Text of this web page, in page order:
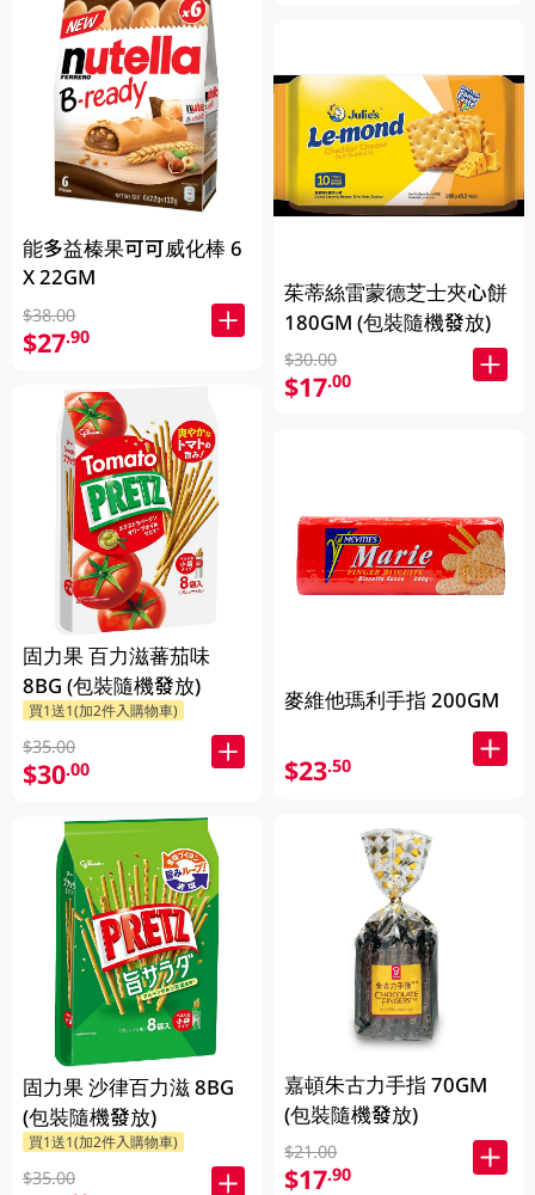
能多益榛果可可威化棒 6
X 22GM
$38.00
$27.90
固力果 百力滋蕃茄味
8BG (包裝隨機發放)
買1送1(加2件入購物車)
$35.00
$30.00
固力果 沙律百力滋 8BG
(包裝隨機發放)
買1送1(加2件入購物車)
$35.00
茱蒂絲雷蒙德芝士夾心餅
180GM (包裝隨機發放)
$30.00
$17.00
麥維他瑪利手指 200GM
$23.50
嘉頓朱古力手指 70GM
(包裝隨機發放)
$21.00
$17.90